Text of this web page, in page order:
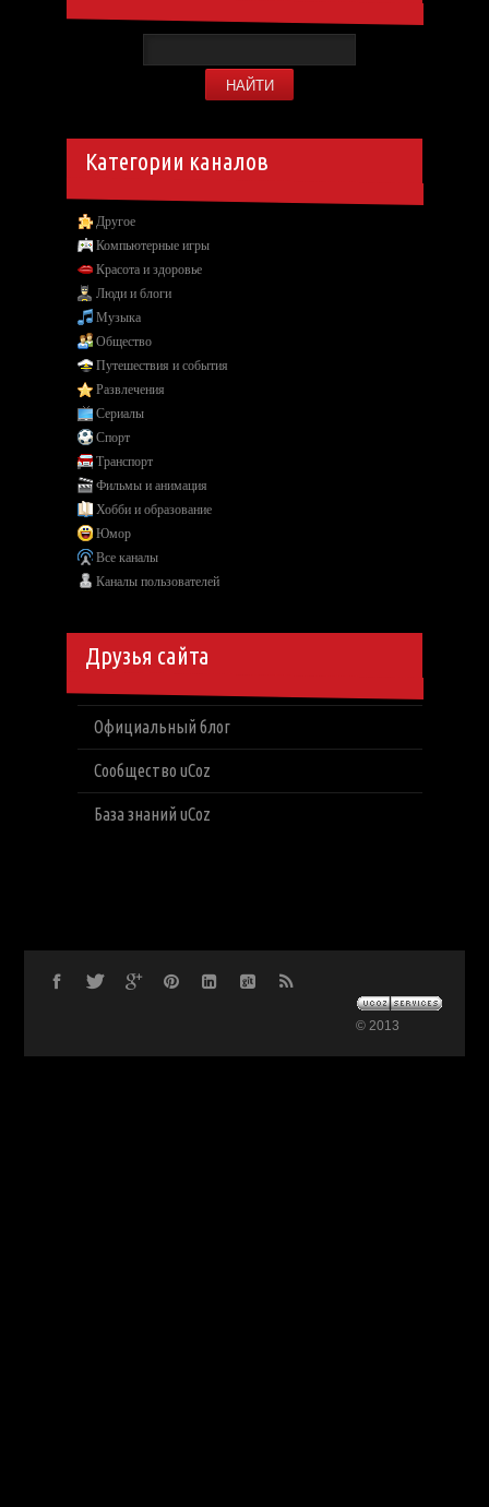
Категории каналов
Другое
Компьютерные игры
Красота и здоровье
Люди и блоги
Музыка
Общество
Путешествия и события
Развлечения
Сериалы
Спорт
Транспорт
Фильмы и анимация
Хобби и образование
Юмор
Все каналы
Каналы пользователей
Друзья сайта
Официальный блог
Сообщество uCoz
База знаний uCoz
© 2013